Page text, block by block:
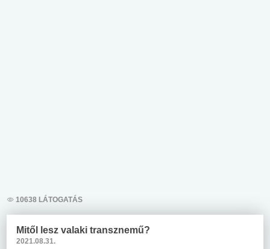
10638 LÁTOGATÁS
Mitől lesz valaki transznemű?
2021.08.31.